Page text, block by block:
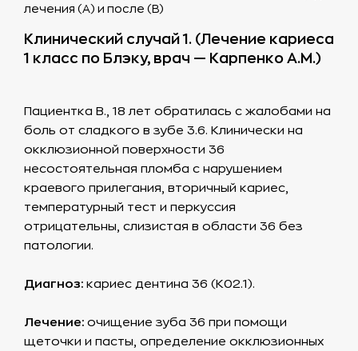
лечения (А) и после (В)
Клинический случай 1. (Лечение кариеса
1 класс по Блэку, врач — Карпенко А.М.)
Пациентка В., 18 лет обратилась с жалобами на
боль от сладкого в зубе 3.6. Клинически на
окклюзионной поверхности 36
несостоятельная пломба с нарушением
краевого прилегания, вторичный кариес,
температурный тест и перкуссия
отрицательны, слизистая в области 36 без
патологии.
Диагноз: кариес дентина 36 (К02.1).
Лечение: очищение зуба 36 при помощи
щеточки и пасты, определение окклюзионных